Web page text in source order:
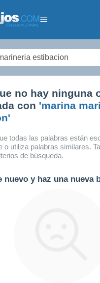
no hay ninguna
con 'marina
todas las palabras están
o utiliza palabras similares.
de búsqueda.
nuevo y haz una nueva